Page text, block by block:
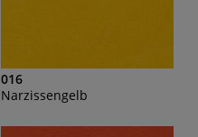
016
Narzissengelb